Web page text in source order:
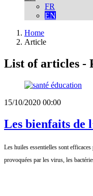
FR
EN
Home
Article
List of articles -
15/10/2020 00:00
Les bienfaits de
Les huiles essentielles sont
provoquées par les virus, les